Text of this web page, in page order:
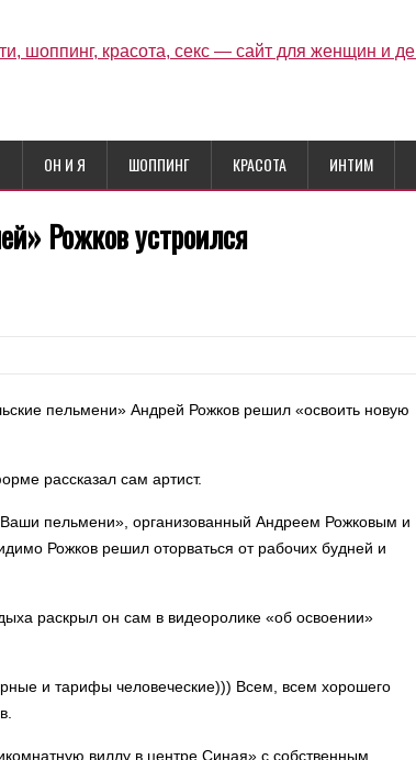
ОН И Я ШОППИНГ КРАСОТА ИНТИМ
Рожков устроился
пельмени» Андрей Рожков решил «освоить новую
рассказал сам артист.
пельмени», организованный Андреем Рожковым и
Рожков решил оторваться от рабочих будней и
раскрыл он сам в видеоролике «об освоении»
и тарифы человеческие))) Всем, всем хорошего
виллу в центре Синая» с собственным